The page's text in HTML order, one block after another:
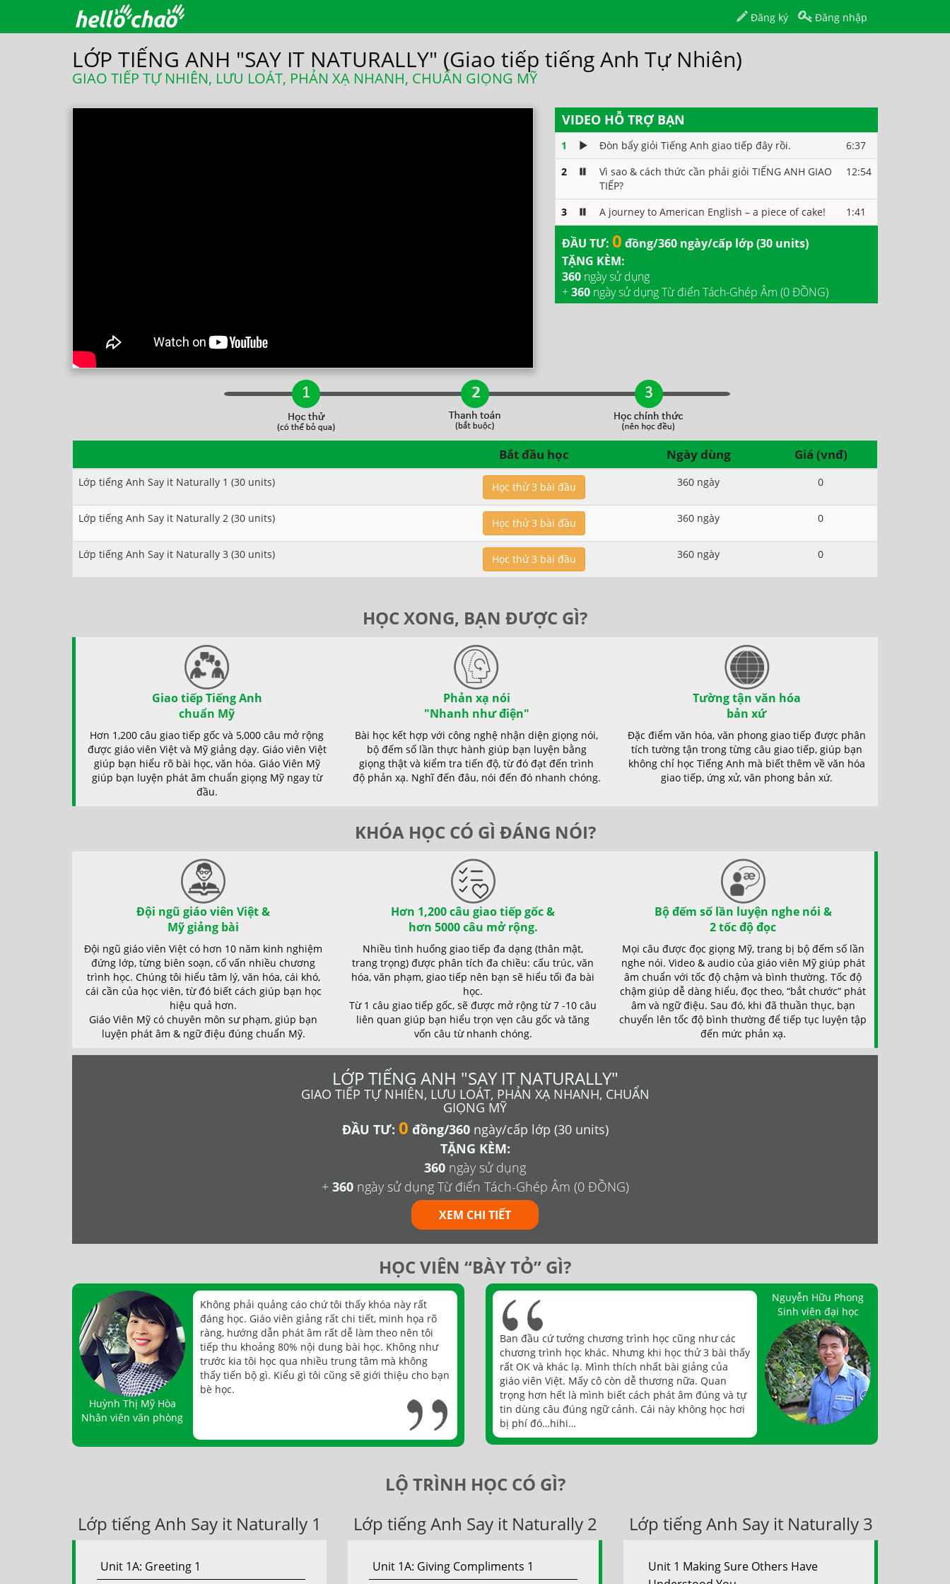
Đăng ký Đăng nhập
LỚP TIẾNG ANH "SAY IT NATURALLY" (Giao tiếp tiếng Anh Tự Nhiên)
GIAO TIẾP TỰ NHIÊN, LƯU LOÁT, PHẢN XẠ NHANH, CHUẨN GIỌNG MỸ
VIDEO HỖ TRỢ BẠN
1 Đòn bẩy giỏi Tiếng Anh giao tiếp đây rồi.
6:37
2
Vì sao & cách thức cần phải giỏi TIẾNG ANH GIAO
TIẾP?
12:54
3 A journey to American English – a piece of cake! 1:41
ĐẦU TƯ: 0 đồng/360 ngày/cấp lớp (30 units)
TẶNG KÈM:
360ngày sử dụng
+360ngày sử dụng Từ điển Tách-Ghép Âm (0 ĐỒNG)
Bắt đầu học Ngày dùng Giá (vnđ)
Lớp tiếng Anh Say it Naturally 1 (30 units) Học thử 3 bài đầu 360 ngày 0
Lớp tiếng Anh Say it Naturally 2 (30 units) Học thử 3 bài đầu 360 ngày 0
Lớp tiếng Anh Say it Naturally 3 (30 units) Học thử 3 bài đầu 360 ngày 0
HỌC XONG, BẠN ĐƯỢC GÌ?
Giao tiếp Tiếng Anh
chuẩn Mỹ
Hơn 1,200 câu giao tiếp gốc và 5,000 câu mở rộng
được giáo viên Việt và Mỹ giảng dạy. Giáo viên Việt
giúp bạn hiểu rõ bài học, văn hóa. Giáo Viên Mỹ
giúp bạn luyện phát âm chuẩn giọng Mỹ ngay từ
đầu.
Phản xạ nói
"Nhanh như điện"
Bài học kết hợp với công nghệ nhận diện giọng nói,
bộ đếm số lần thực hành giúp bạn luyện bằng
giọng thật và kiểm tra tiến độ, từ đó đạt đến trình
độ phản xạ. Nghĩ đến đâu, nói đến đó nhanh chóng.
Tường tận văn hóa
bản xứ
Đặc điểm văn hóa, văn phong giao tiếp được phân
tích tường tận trong từng câu giao tiếp, giúp bạn
không chỉ học Tiếng Anh mà biết thêm về văn hóa
giao tiếp, ứng xử, văn phong bản xứ.
KHÓA HỌC CÓ GÌ ĐÁNG NÓI?
Đội ngũ giáo viên Việt &
Mỹ giảng bài
Đội ngũ giáo viên Việt có hơn 10 năm kinh nghiệm
đứng lớp, từng biên soạn, cố vấn nhiều chương
trình học. Chúng tôi hiểu tâm lý, văn hóa, cái khó,
cái cần của học viên, từ đó biết cách giúp bạn học
hiệu quả hơn.
Giáo Viên Mỹ có chuyên môn sư phạm, giúp bạn
luyện phát âm & ngữ điệu đúng chuẩn Mỹ.
Hơn 1,200 câu giao tiếp gốc &
hơn 5000 câu mở rộng.
Nhiều tình huống giao tiếp đa dạng (thân mật,
trang trọng) được phân tích đa chiều: cấu trúc, văn
hóa, văn phạm, giao tiếp nên bạn sẽ hiểu tối đa bài
học.
Từ 1 câu giao tiếp gốc, sẽ được mở rộng từ 7 -10 câu
liên quan giúp bạn hiểu trọn vẹn câu gốc và tăng
vốn câu từ nhanh chóng.
Bộ đếm số lần luyện nghe nói &
2 tốc độ đọc
Mọi câu được đọc giọng Mỹ, trang bị bộ đếm số lần
nghe nói. Video & audio của giáo viên Mỹ giúp phát
âm chuẩn với tốc độ chậm và bình thường. Tốc độ
chậm giúp dễ dàng hiểu, đọc theo, “bắt chước” phát
âm và ngữ điệu. Sau đó, khi đã thuần thục, bạn
chuyển lên tốc độ bình thường để tiếp tục luyện tập
đến mức phản xạ.
LỚP TIẾNG ANH "SAY IT NATURALLY"
GIAO TIẾP TỰ NHIÊN, LƯU LOÁT, PHẢN XẠ NHANH, CHUẨN
GIỌNG MỸ
ĐẦU TƯ: 0 đồng/360ngày/cấp lớp (30 units)
TẶNG KÈM:
360 ngày sử dụng
+ 360ngày sử dụng Từ điển Tách-Ghép Âm (0 ĐỒNG)
XEM CHI TIẾT
HỌC VIÊN “BÀY TỎ” GÌ?
Huỳnh Thị Mỹ Hòa
Nhân viên văn phòng
Không phải quảng cáo chứ tôi thấy khóa này rất
đáng học. Giáo viên giảng rất chi tiết, minh họa rõ
ràng, hướng dẫn phát âm rất dễ làm theo nên tôi
tiếp thu khoảng 80% nội dung bài học. Không như
trước kia tôi học qua nhiều trung tâm mà không
thấy tiến bộ gì. Kiểu gì tôi cũng sẽ giới thiệu cho bạn
bè học.
Ban đầu cứ tưởng chương trình học cũng như các
chương trình học khác. Nhưng khi học thử 3 bài thấy
rất OK và khác lạ. Mình thích nhất bài giảng của
giáo viên Việt. Mấy cô còn dễ thương nữa. Quan
trọng hơn hết là mình biết cách phát âm đúng và tự
tin dùng câu đúng ngữ cảnh. Cái này không học hơi
bị phí đó…hihi…
Nguyễn Hữu Phong
Sinh viên đại học
LỘ TRÌNH HỌC CÓ GÌ?
Lớp tiếng Anh Say it Naturally 1
Unit 1A: Greeting 1
Lớp tiếng Anh Say it Naturally 2
Unit 1A: Giving Compliments 1
Lớp tiếng Anh Say it Naturally 3
Unit 1 Making Sure Others Have